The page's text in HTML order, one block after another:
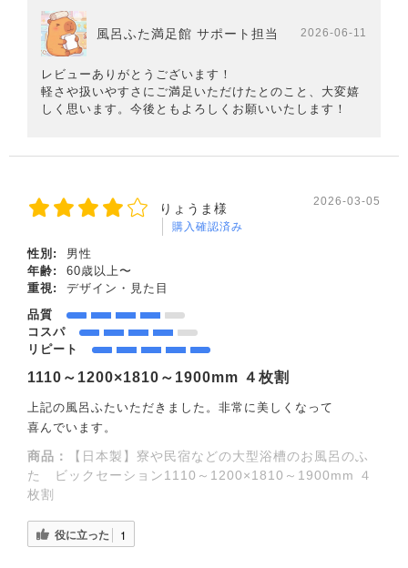
風呂ふた満足館 サポート担当 2026-06-11
レビューありがとうございます！
軽さや扱いやすさにご満足いただけたとのこと、大変嬉
しく思います。今後ともよろしくお願いいたします！
りょうま様
購入確認済み
2026-03-05
性別:
男性
年齢:
60歳以上〜
重視:
デザイン・見た目
品質
コスパ
リピート
1110～1200×1810～1900mm ４枚割
上記の風呂ふたいただきました。非常に美しくなって
喜んでいます。
商品：
【日本製】寮や民宿などの大型浴槽のお風呂のふ
た ビックセーション1110～1200×1810～1900mm ４
枚割
役に立った 1